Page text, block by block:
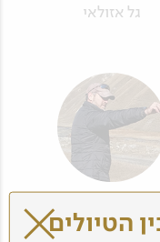
גל אזולאי
הטיולים